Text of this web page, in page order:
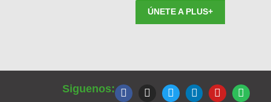
ÚNETE A PLUS+
Siguenos:
a
c
n
s
w
i
i
n
o
u
p
o